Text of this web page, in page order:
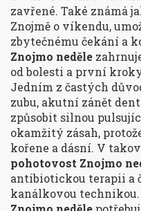
zavřené. Také známá
Znojmě o víkendu,
zbytečnému čekání a
Znojmo neděle
od bolesti a první
Jedním z častých
zubu, akutní zánět
způsobit silnou
okamžitý zásah,
kořene a dásní. V
pohotovost Znojmo
antibiotickou terapii a
kanálkovou technikou.